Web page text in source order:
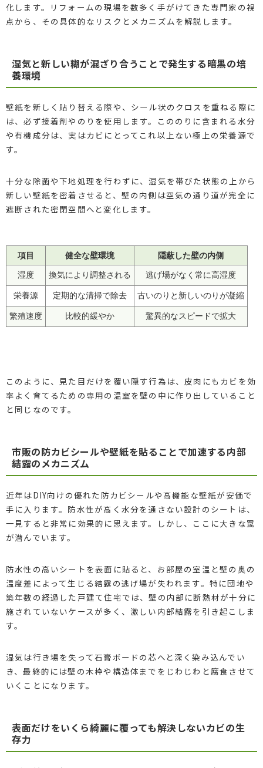
化します。リフォームの現場を数多く手がけてきた専門家の視
点から、その具体的なリスクとメカニズムを解説します。
湿気と新しい糊が混ざり合うことで発生する暗黒の培
養環境
壁紙を新しく貼り替える際や、シール状のクロスを重ねる際に
は、必ず接着剤やのりを使用します。こののりに含まれる水分
や有機成分は、実はカビにとってこれ以上ない極上の栄養源で
す。
十分な除菌や下地処理を行わずに、湿気を帯びた状態の上から
新しい壁紙を密着させると、壁の内側は空気の通り道が完全に
遮断された密閉空間へと変化します。
項目 健全な壁環境 隠蔽した壁の内側
湿度 換気により調整される 逃げ場がなく常に高湿度
栄養源 定期的な清掃で除去 古いのりと新しいのりが凝縮
繁殖速度 比較的緩やか 驚異的なスピードで拡大
このように、見た目だけを覆い隠す行為は、皮肉にもカビを効
率よく育てるための専用の温室を壁の中に作り出していること
と同じなのです。
市販の防カビシールや壁紙を貼ることで加速する内部
結露のメカニズム
近年はDIY向けの優れた防カビシールや高機能な壁紙が安価で
手に入ります。防水性が高く水分を通さない設計のシートは、
一見すると非常に効果的に思えます。しかし、ここに大きな罠
が潜んでいます。
防水性の高いシートを表面に貼ると、お部屋の室温と壁の奥の
温度差によって生じる結露の逃げ場が失われます。特に団地や
築年数の経過した戸建て住宅では、壁の内部に断熱材が十分に
施されていないケースが多く、激しい内部結露を引き起こしま
す。
湿気は行き場を失って石膏ボードの芯へと深く染み込んでい
き、最終的には壁の木枠や構造体までをじわじわと腐食させて
いくことになります。
表面だけをいくら綺麗に覆っても解決しないカビの生
存力